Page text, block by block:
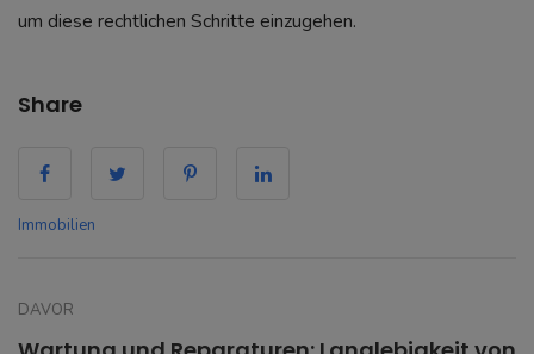
um diese rechtlichen Schritte einzugehen.
Share
Immobilien
DAVOR